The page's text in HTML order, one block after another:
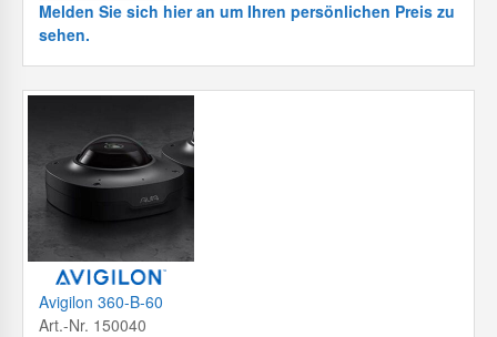
Melden Sie sich hier an um Ihren persönlichen Preis zu
sehen.
Avigilon 360-B-60
Art.-Nr. 150040